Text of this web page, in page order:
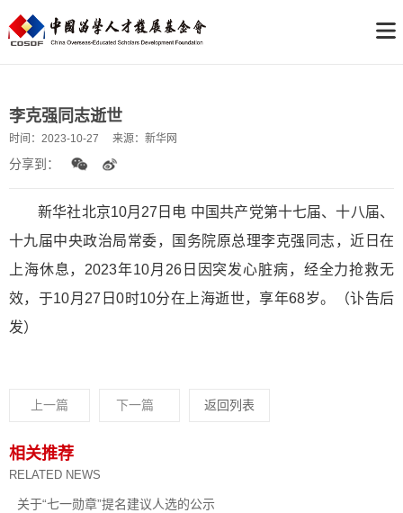
李克强同志逝世
时间： 2023-10-27 来源： 新华网
分享到：
新华社北京10月27日电 中国共产党第十七届、十八届、
十九届中央政治局常委，国务院原总理李克强同志，近日在
上海休息，2023年10月26日因突发心脏病，经全力抢救无
效，于10月27日0时10分在上海逝世，享年68岁。（讣告后
发）
上一篇 下一篇 返回列表
相关推荐
RELATED NEWS
关于“七一勋章”提名建议人选的公示